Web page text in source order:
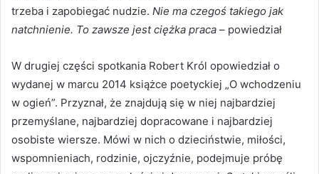
trzeba i zapobiegać nudzie. Nie ma czegoś takiego jak
natchnienie. To zawsze jest ciężka praca – powiedział
W drugiej części spotkania Robert Król opowiedział o
wydanej w marcu 2014 książce poetyckiej „O wchodzeniu
w ogień”. Przyznał, że znajdują się w niej najbardziej
przemyślane, najbardziej dopracowane i najbardziej
osobiste wiersze. Mówi w nich o dzieciństwie, miłości,
wspomnieniach, rodzinie, ojczyźnie, podejmuje próbę